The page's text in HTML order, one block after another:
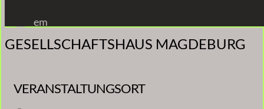
Inhalt
springen
em
GESELLSCHAFTSHAUS MAGDEBURG
VERANSTALTUNGSORT